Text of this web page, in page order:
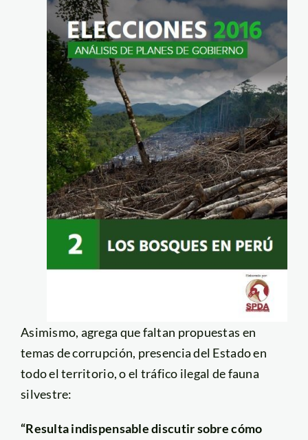
Asimismo, agrega que faltan propuestas en
temas de corrupción, presencia del Estado en
todo el territorio, o el tráfico ilegal de fauna
silvestre:
“Resulta indispensable discutir sobre cómo